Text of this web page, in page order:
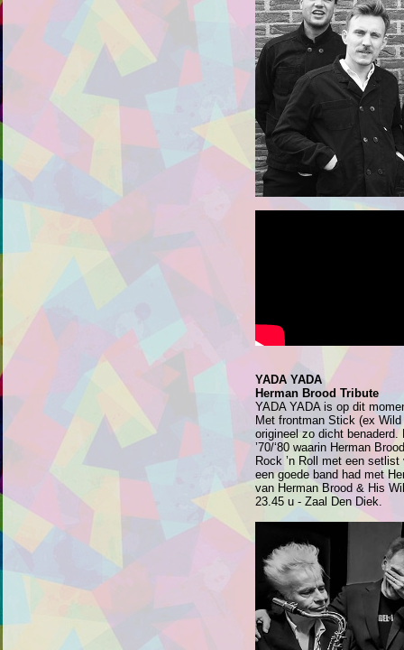
YADA YADA
Herman Brood Tribute
YADA YADA is op dit
Met frontman Stick (ex
origineel zo dicht benaderd.
’70/‘80 waarin Herman
Rock ’n Roll met een
een goede band had met
van Herman Brood & His
23.45 u - Zaal Den Diek.